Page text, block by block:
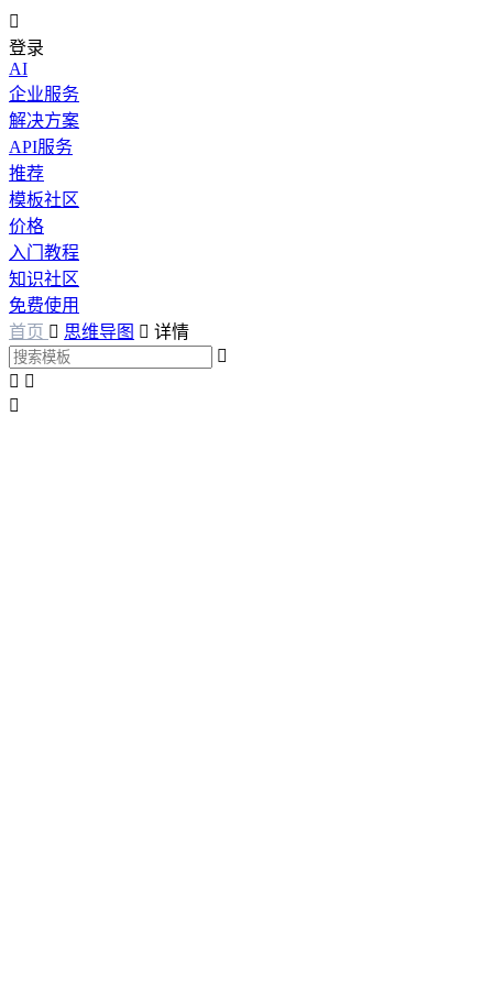

登录
AI
企业服务
解决方案
API服务
推荐
模板社区
价格
入门教程
知识社区
免费使用
首页  思维导图  详情

 
